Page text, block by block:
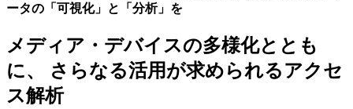
ータの「可視化」と「分析」を
メディア・デバイスの多様化ととも
に、 さらなる活用が求められるアクセ
ス解析